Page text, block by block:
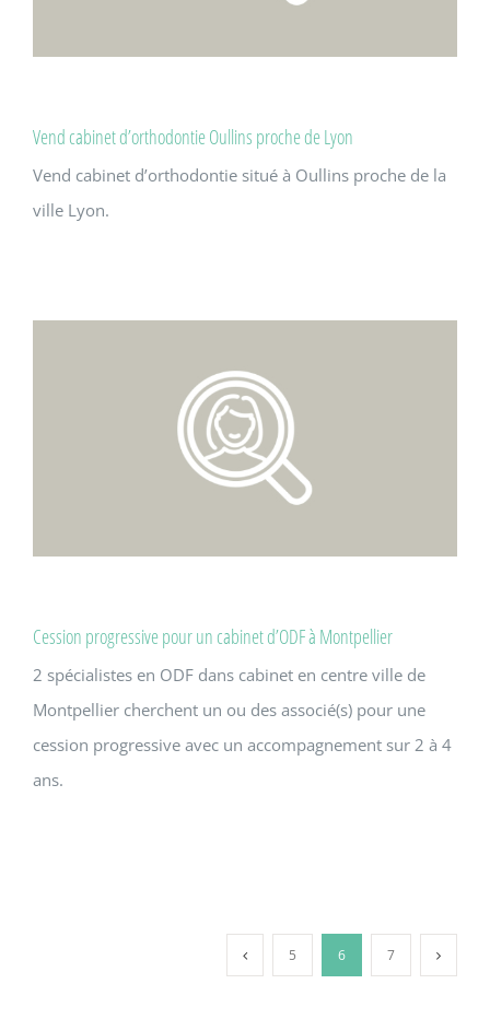
Vend cabinet d’orthodontie Oullins proche de Lyon
Vend cabinet d’orthodontie situé à Oullins proche de la
ville Lyon.
Cession progressive pour un cabinet d’ODF à Montpellier
2 spécialistes en ODF dans cabinet en centre ville de
Montpellier cherchent un ou des associé(s) pour une
cession progressive avec un accompagnement sur 2 à 4
ans.
5 6 7